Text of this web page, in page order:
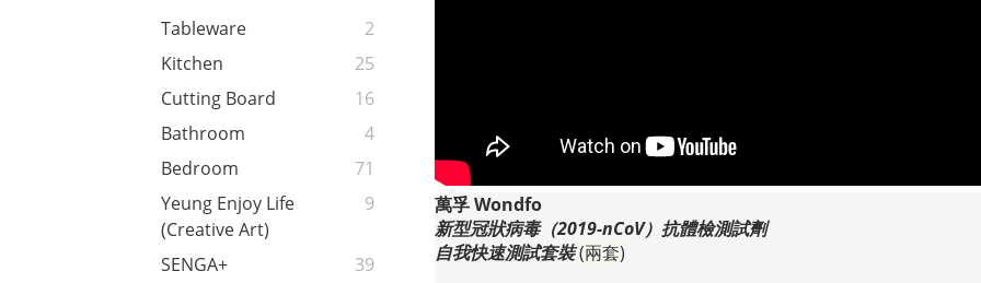
Tableware
2
Kitchen
25
Cutting Board
16
Bathroom
4
Bedroom
71
Yeung Enjoy Life
(Creative Art)
9
SENGA+
39
萬孚 Wondfo
新型冠狀病毒（2019-nCoV）抗體檢測試劑
自我快速測試套裝(兩套)